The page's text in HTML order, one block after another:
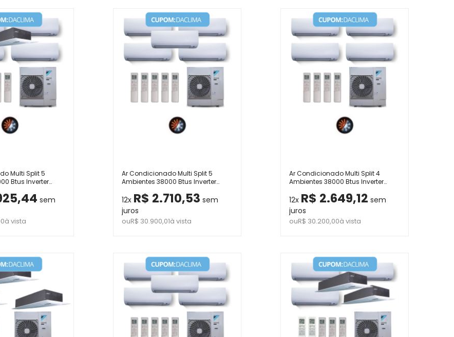
Multi Split 5
Btus Inverter
Uma Via 12000
sem
à vista
Ar Condicionado Multi Split 5
Ambientes 38000 Btus Inverter
9000 e 1 de 18000 Quente Frio 220V
12x R$ 2.710,53 sem
juros
ouR$ 30.900,01à vista
Ar Condicionado Multi Split 4
Ambientes 38000 Btus Inverter
9000 e 1 de 24000 Quente Frio 220V
12x R$ 2.649,12 sem
juros
ouR$ 30.200,00à vista